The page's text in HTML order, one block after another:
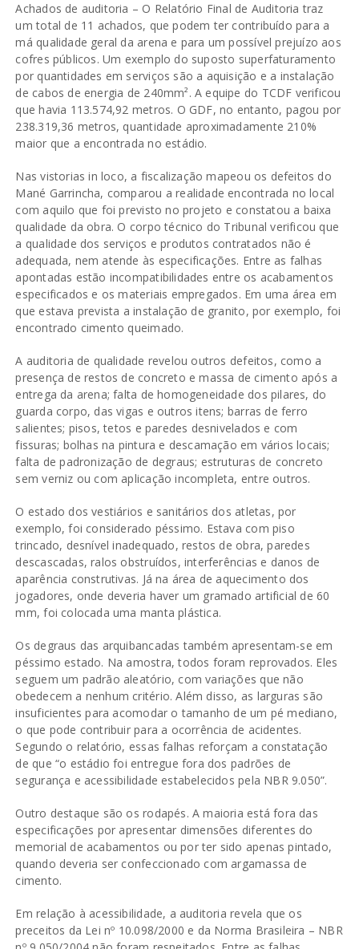
Achados de auditoria – O Relatório Final de Auditoria traz
um total de 11 achados, que podem ter contribuído para a
má qualidade geral da arena e para um possível prejuízo aos
cofres públicos. Um exemplo do suposto superfaturamento
por quantidades em serviços são a aquisição e a instalação
de cabos de energia de 240mm². A equipe do TCDF verificou
que havia 113.574,92 metros. O GDF, no entanto, pagou por
238.319,36 metros, quantidade aproximadamente 210%
maior que a encontrada no estádio.
Nas vistorias in loco, a fiscalização mapeou os defeitos do
Mané Garrincha, comparou a realidade encontrada no local
com aquilo que foi previsto no projeto e constatou a baixa
qualidade da obra. O corpo técnico do Tribunal verificou que
a qualidade dos serviços e produtos contratados não é
adequada, nem atende às especificações. Entre as falhas
apontadas estão incompatibilidades entre os acabamentos
especificados e os materiais empregados. Em uma área em
que estava prevista a instalação de granito, por exemplo, foi
encontrado cimento queimado.
A auditoria de qualidade revelou outros defeitos, como a
presença de restos de concreto e massa de cimento após a
entrega da arena; falta de homogeneidade dos pilares, do
guarda corpo, das vigas e outros itens; barras de ferro
salientes; pisos, tetos e paredes desnivelados e com
fissuras; bolhas na pintura e descamação em vários locais;
falta de padronização de degraus; estruturas de concreto
sem verniz ou com aplicação incompleta, entre outros.
O estado dos vestiários e sanitários dos atletas, por
exemplo, foi considerado péssimo. Estava com piso
trincado, desnível inadequado, restos de obra, paredes
descascadas, ralos obstruídos, interferências e danos de
aparência construtivas. Já na área de aquecimento dos
jogadores, onde deveria haver um gramado artificial de 60
mm, foi colocada uma manta plástica.
Os degraus das arquibancadas também apresentam-se em
péssimo estado. Na amostra, todos foram reprovados. Eles
seguem um padrão aleatório, com variações que não
obedecem a nenhum critério. Além disso, as larguras são
insuficientes para acomodar o tamanho de um pé mediano,
o que pode contribuir para a ocorrência de acidentes.
Segundo o relatório, essas falhas reforçam a constatação
de que “o estádio foi entregue fora dos padrões de
segurança e acessibilidade estabelecidos pela NBR 9.050”.
Outro destaque são os rodapés. A maioria está fora das
especificações por apresentar dimensões diferentes do
memorial de acabamentos ou por ter sido apenas pintado,
quando deveria ser confeccionado com argamassa de
cimento.
Em relação à acessibilidade, a auditoria revela que os
preceitos da Lei nº 10.098/2000 e da Norma Brasileira – NBR